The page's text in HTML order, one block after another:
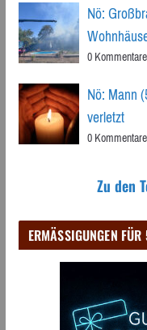
Nö:
0 Kommentare
Nö: Mann
verletzt
0 Kommentare
Zu den
ERMÄSSIGUNGEN